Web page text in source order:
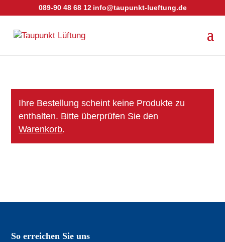
089-90 48 68 12 info@taupunkt-lueftung.de
Ihre Bestellung scheint keine Produkte zu
enthalten. Bitte überprüfen Sie den
Warenkorb.
So erreichen Sie uns